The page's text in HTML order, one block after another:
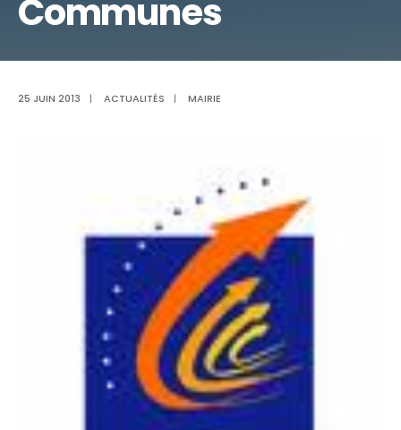
Communes
25 JUIN 2013 | ACTUALITÉS | MAIRIE